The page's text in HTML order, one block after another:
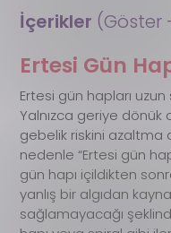
İçerikler (Göster
Ertesi Gün
Ertesi gün hapları
Yalnızca geriye dönük
gebelik riskini azaltma
nedenle “Ertesi gün
gün hapı içildikten
yanlış bir algıdan
sağlamayacağı